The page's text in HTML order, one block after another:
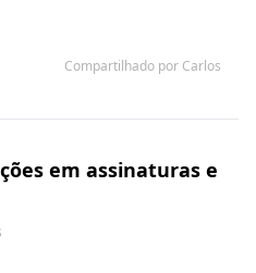
Compartilhado por Carlos
em assinaturas e